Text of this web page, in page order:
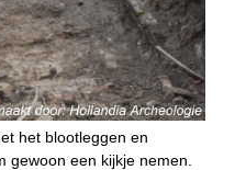
het blootleggen en
een kijkje nemen.